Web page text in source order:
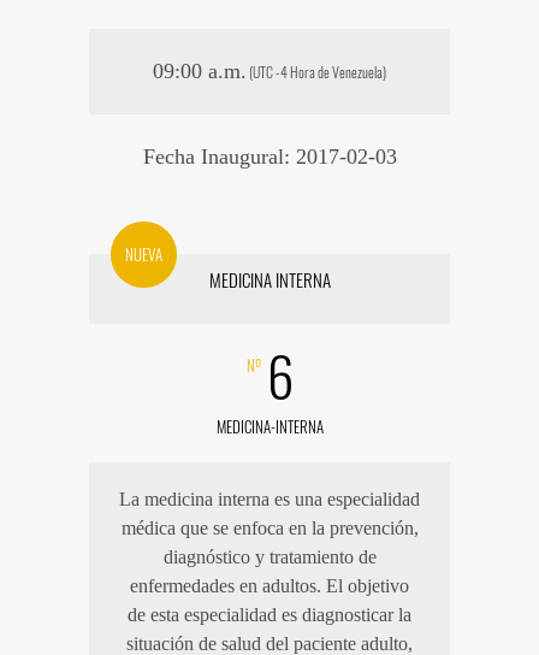
09:00 a.m. (UTC -4 Hora de Venezuela)
Fecha Inaugural: 2017-02-03
MEDICINA INTERNA
NUEVA
Nº 6
MEDICINA-INTERNA
La medicina interna es una especialidad
médica que se enfoca en la prevención,
diagnóstico y tratamiento de
enfermedades en adultos. El objetivo
de esta especialidad es diagnosticar la
situación de salud del paciente adulto,